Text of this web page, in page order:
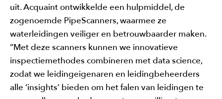
uit. Acquaint ontwikkelde een hulpmiddel, de
zogenoemde PipeScanners, waarmee ze
waterleidingen veiliger en betrouwbaarder maken.
“Met deze scanners kunnen we innovatieve
inspectiemethodes combineren met data science,
zodat we leidingeigenaren en leidingbeheerders
alle ‘insights’ bieden om het falen van leidingen te